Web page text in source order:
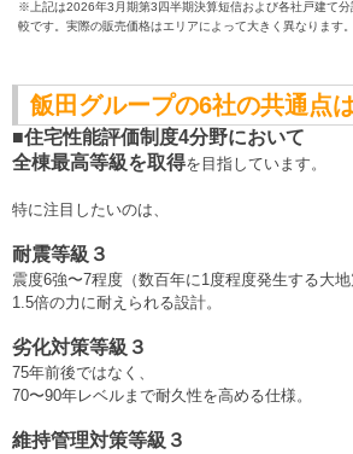
※上記は2026年3月期第3四半期決算短信および各社戸建て
較です。 実際の販売価格はエリアによって大きく異なります。
飯田グループの6社の共通点
■住宅性能評価制度4分野において
全棟最高等級を取得を目指しています。
特に注目したいのは、
耐震等級３
震度6強〜7程度 （数百年に1度程度発生する大
1.5倍の力に耐えられる設計。
劣化対策等級３
75年前後ではなく、
70〜90年レベルまで耐久性を高める仕様。
維持管理対策等級３